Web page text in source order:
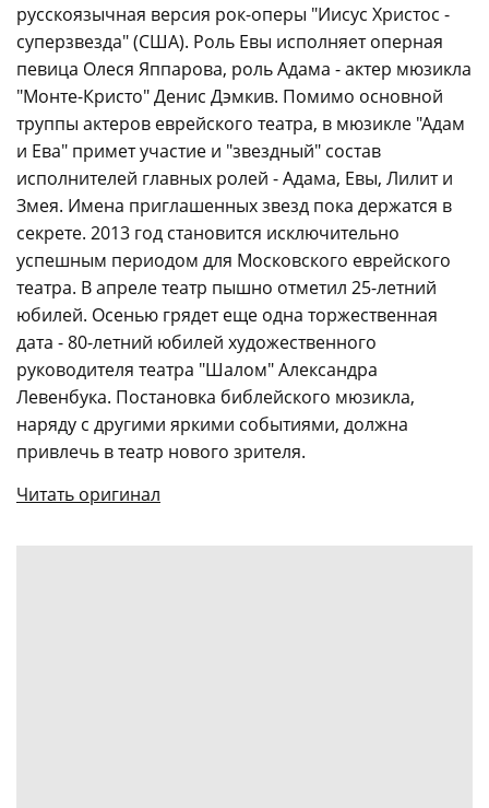
русскоязычная версия рок-оперы "Иисус Христос -
суперзвезда" (США). Роль Евы исполняет оперная
певица Олеся Яппарова, роль Адама - актер мюзикла
"Монте-Кристо" Денис Дэмкив. Помимо основной
труппы актеров еврейского театра, в мюзикле "Адам
и Ева" примет участие и "звездный" состав
исполнителей главных ролей - Адама, Евы, Лилит и
Змея. Имена приглашенных звезд пока держатся в
секрете. 2013 год становится исключительно
успешным периодом для Московского еврейского
театра. В апреле театр пышно отметил 25-летний
юбилей. Осенью грядет еще одна торжественная
дата - 80-летний юбилей художественного
руководителя театра "Шалом" Александра
Левенбука. Постановка библейского мюзикла,
наряду с другими яркими событиями, должна
привлечь в театр нового зрителя.
Читать оригинал